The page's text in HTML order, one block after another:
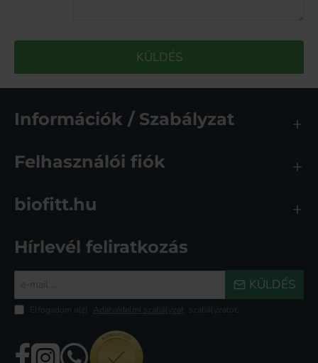
KÜLDÉS
Információk / Szabályzat
Felhasználói fiók
biofitt.hu
Hírlevél feliratkozás
mail
...
KÜLDÉS
Elfogadom a(z) Adatvédelmi szabályzat szabályzatot.